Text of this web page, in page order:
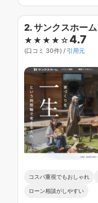
2. サンクスホーム
★★★★☆ 4.7
(口コミ 30件) / 引用元
コスパ重視でもおしゃれ
ローン相談がしやすい